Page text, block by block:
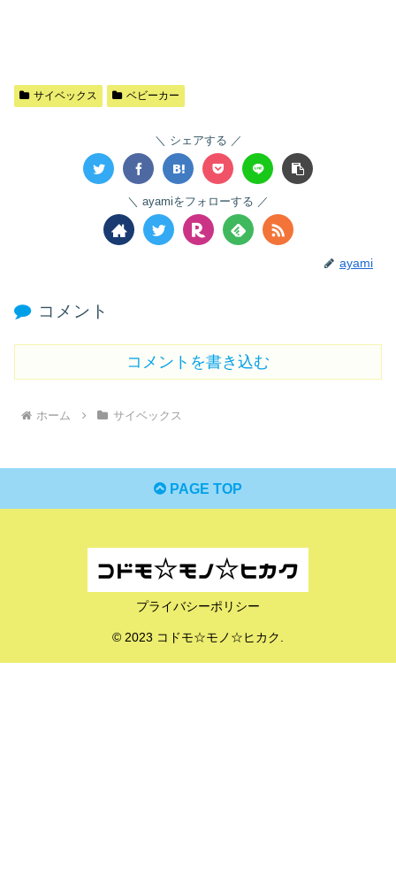
サイベックス ベビーカー
シェアする
ayamiをフォローする
ayami
コメント
コメントを書き込む
ホーム サイベックス
PAGE TOP
プライバシーポリシー
© 2023 コドモ☆モノ☆ヒカク.